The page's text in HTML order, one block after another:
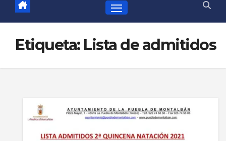
Etiqueta: Lista de admitidos